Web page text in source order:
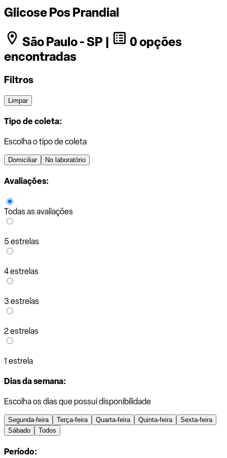
Glicose Pos Prandial
São Paulo - SP |
0 opções
encontradas
Filtros
Limpar
Tipo de coleta:
Escolha o tipo de coleta
Domiciliar No laboratório
Avaliações:
Todas as avaliações
5 estrelas
4 estrelas
3 estrelas
2 estrelas
1 estrela
Dias da semana:
Escolha os dias que possui disponibilidade
Segunda-feira Terça-feira Quarta-feira Quinta-feira
Sexta-feira
Sábado
Todos
Período: